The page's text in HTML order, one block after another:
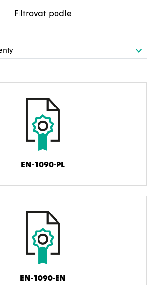
Filtrovat podle
EN-1090-PL
EN-1090-EN